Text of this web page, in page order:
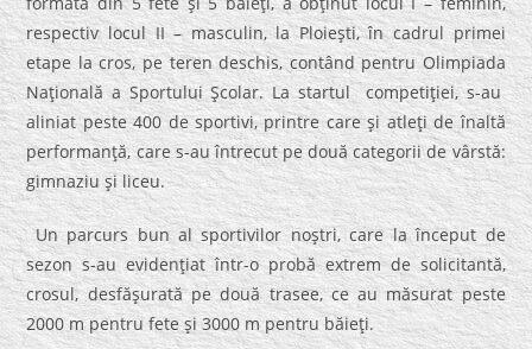
respectiv locul II – masculin, la Ploieşti, în cadrul primei
etape la cros, pe teren deschis, contând pentru Olimpiada
Naţională a Sportului Şcolar. La startul competiţiei, s-au
aliniat peste 400 de sportivi, printre care şi atleţi de înaltă
performanţă, care s-au întrecut pe două categorii de vârstă:
gimnaziu şi liceu.
Un parcurs bun al sportivilor noştri, care la început de
sezon s-au evidenţiat într-o probă extrem de solicitantă,
crosul, desfăşurată pe două trasee, ce au măsurat peste
2000 m pentru fete şi 3000 m pentru băieţi.